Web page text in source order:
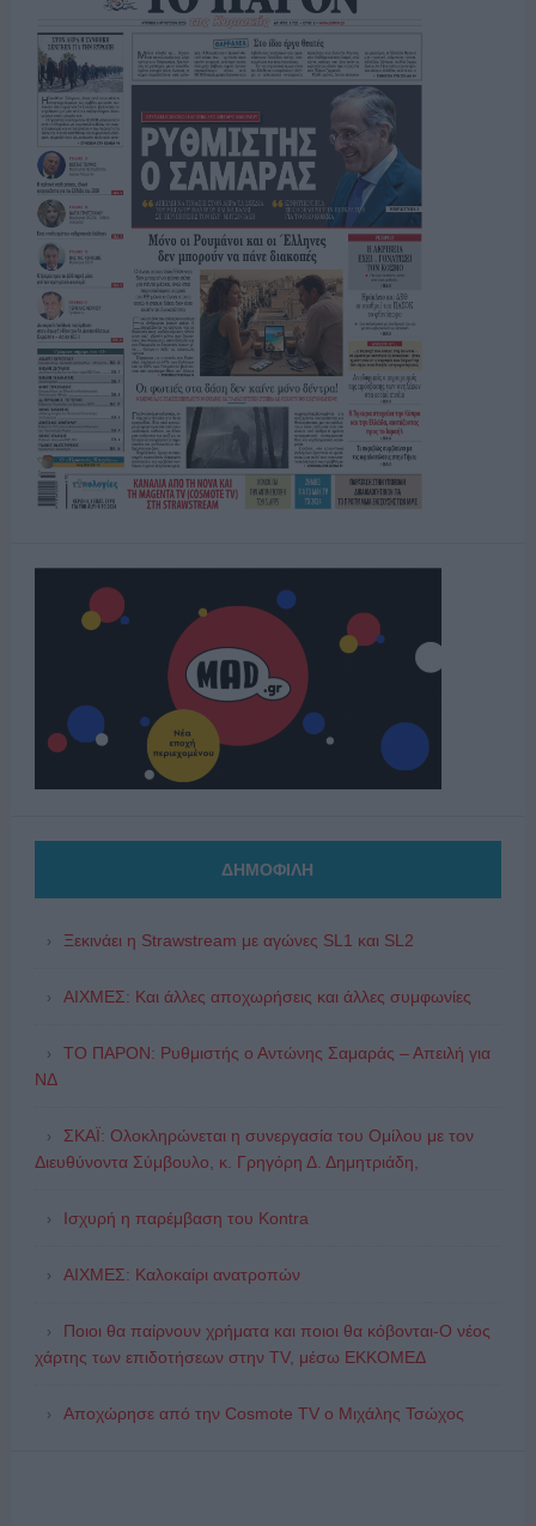
ΔΗΜΟΦΙΛΗ
Ξεκινάει η Strawstream με αγώνες SL1 και SL2
ΑΙΧΜΕΣ: Και άλλες αποχωρήσεις και άλλες συμφωνίες
ΤΟ ΠΑΡΟΝ: Ρυθμιστής ο Αντώνης Σαμαράς – Απειλή για
ΝΔ
ΣΚΑΪ: Ολοκληρώνεται η συνεργασία του Ομίλου με τον
Διευθύνοντα Σύμβουλο, κ. Γρηγόρη Δ. Δημητριάδη,
Ισχυρή η παρέμβαση του Kontra
ΑΙΧΜΕΣ: Καλοκαίρι ανατροπών
Ποιοι θα παίρνουν χρήματα και ποιοι θα κόβονται-Ο νέος
χάρτης των επιδοτήσεων στην TV, μέσω ΕΚΚΟΜΕΔ
Αποχώρησε από την Cosmote TV o Μιχάλης Τσώχος